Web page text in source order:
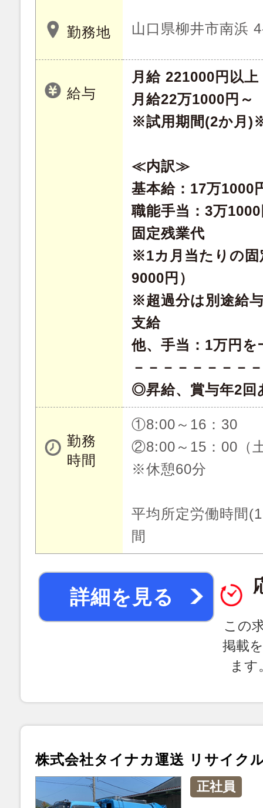
勤務地 山口県柳井市南浜
給与
月給 221000円以上
月給22万1000円～
※試用期間(2か月
≪内訳≫
基本給：17万1000
職能手当：3万
固定残業代
※1カ月当たりの固
9000円）
※超過分は別途給
支給
他、手当：1万円を
－－－－－－－－
◎昇給、賞与年2
勤務
時間
①8:00～16：30
②8:00～15：00（
※休憩60分
平均所定労働時間
間
詳細を見る
この
掲載
ま
株式会社タイナカ運送 リサイク
正社員